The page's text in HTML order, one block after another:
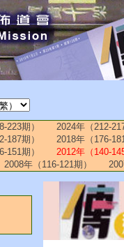
223期） 2024年（212-
187期） 2018年（176-
151期） 2012年（140-
2008年（116-121期）